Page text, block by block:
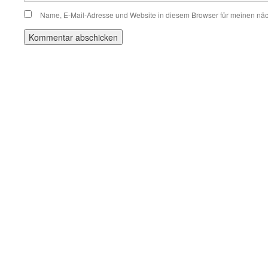
Name, E-Mail-Adresse und Website in diesem Browser für meinen